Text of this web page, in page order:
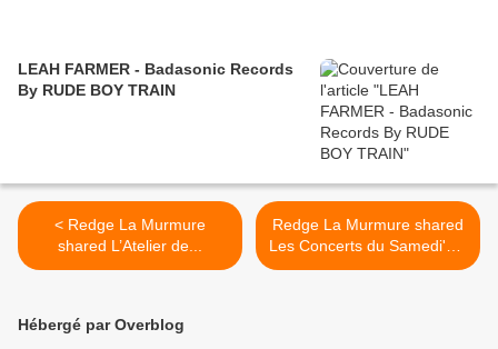
LEAH FARMER - Badasonic Records
By RUDE BOY TRAIN
< Redge La Murmure
shared L’Atelier de...
Redge La Murmure shared
Les Concerts du Samedi's...
>
Hébergé par Overblog